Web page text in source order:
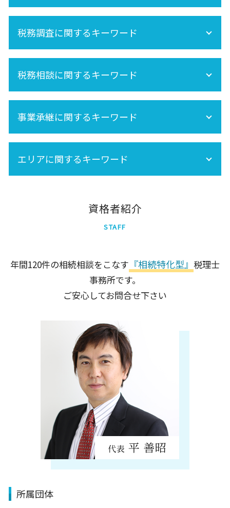
未成年 相続
相続分
遺産分割 税金
相続 養子
再婚 相続
相続税 申告 自分で
準確定申告 必要書類
相続税申告
相続税申告 必要書類
相続税 土地
相続税 計算
相続税 期限
相続税対策
相続放棄
株 相続税
相続税 基礎控除
小規模宅地の特例
相続時精算課税制度 手続き
税務調査に関するキーワード
税務調査 時期
相続税 税務調査 時期
相続税 税務調査 どこまで調べる
相続税 税務調査 いくら 以上
税務相談に関するキーワード
事業承継に関するキーワード
事業承継は早目の対策が重要!
エリアに関するキーワード
品川区
世田谷区
資格者紹介
STAFF
年間120件の相続相談をこなす 『相続特化型』 税理士
事務所です。
ご安心してお問合せ下さい
所属団体